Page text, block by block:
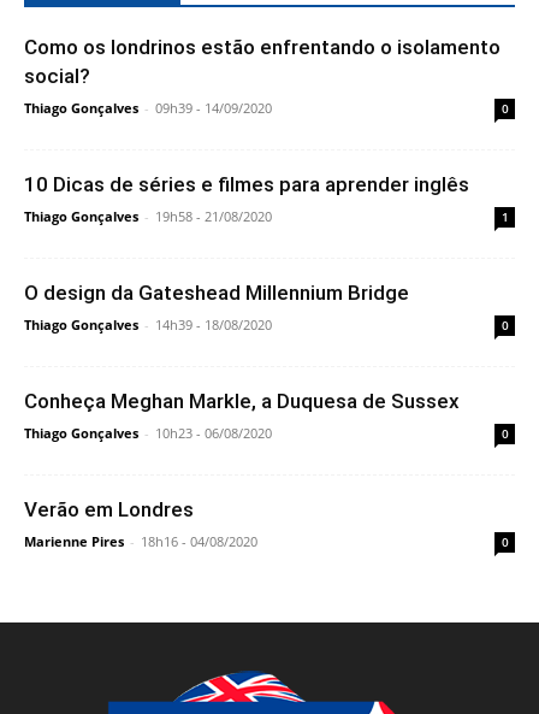
Como os londrinos estão enfrentando o isolamento
social?
Thiago Gonçalves - 09h39 - 14/09/2020 0
10 Dicas de séries e filmes para aprender inglês
Thiago Gonçalves - 19h58 - 21/08/2020 1
O design da Gateshead Millennium Bridge
Thiago Gonçalves - 14h39 - 18/08/2020 0
Conheça Meghan Markle, a Duquesa de Sussex
Thiago Gonçalves - 10h23 - 06/08/2020 0
Verão em Londres
Marienne Pires - 18h16 - 04/08/2020 0